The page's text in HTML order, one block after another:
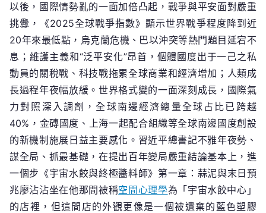
期
的
實
際
德
以後，國際情勢亂的一面加倍凸起，戰爭與平安面對嚴重
挑釁，《2025全球戰爭指數》顯示世界戰爭程度降到近
20年來最低點，烏克蘭危機、巴以沖突等熱門題目延宕不
息；維護主義和“泛平安化”昂首，個體國度出于一己之私
動員的關稅戰、科技戰拖累全球商業和經濟增加；人類成
長過程年夜幅放緩。世界格式變的一面深刻成長，國際氣
力對照深入調劑，全球南邊經濟總量全球占比已跨越
40%，金磚國度、上海一起配合組織等全球南邊國度創設
的新機制施展日益主要感化。習近平總書記不雅年夜勢、
謀全局、抓最基礎，在提出百年變局嚴重結論基本上，進
一個步《宇宙水餃與終極醬料師》第一章：蒜泥與末日預
兆廖沾沾坐在他那間被稱空間心理學為「宇宙水餃中心」
的店裡，但這間店的外觀更像是一個被遺棄的藍色塑膠